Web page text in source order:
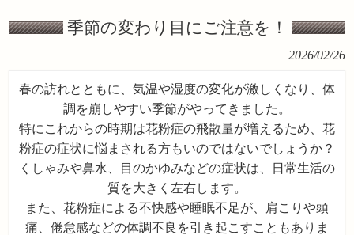
季節の変わり目にご注意を！
2026/02/26
春の訪れとともに、気温や湿度の変化が激しくなり、体
調を崩しやすい季節がやってきました。
特にこれからの時期は花粉症の飛散量が増えるため、花
粉症の症状に悩まされる方もいのではないでしょうか？
くしゃみや鼻水、目のかゆみなどの症状は、日常生活の
質を大きく左右します。
また、花粉症による不快感や睡眠不足が、肩こりや頭
痛、倦怠感などの体調不良を引き起こすこともありま